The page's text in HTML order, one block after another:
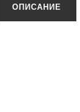
ОПИСАНИЕ